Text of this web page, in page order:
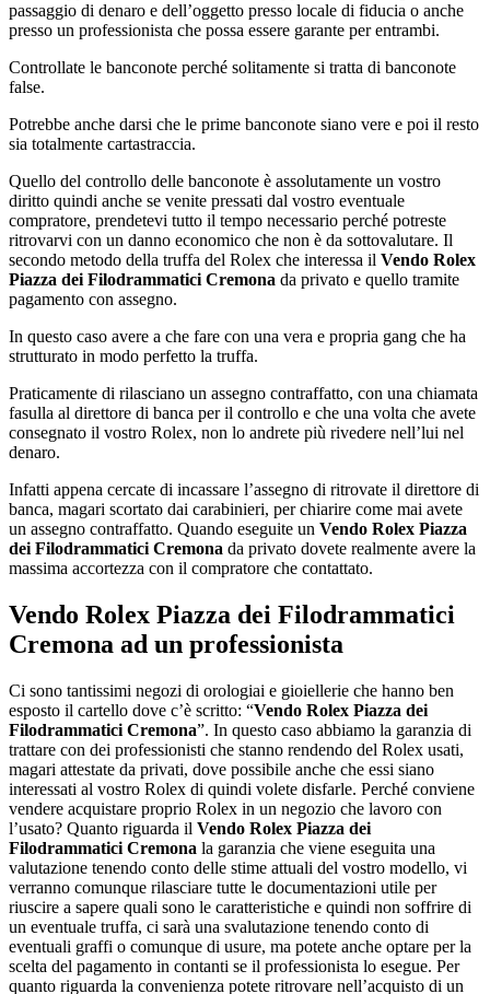
passaggio di denaro e dell’oggetto presso locale di fiducia o anche
presso un professionista che possa essere garante per entrambi.
Controllate le banconote perché solitamente si tratta di banconote
false.
Potrebbe anche darsi che le prime banconote siano vere e poi il resto
sia totalmente cartastraccia.
Quello del controllo delle banconote è assolutamente un vostro
diritto quindi anche se venite pressati dal vostro eventuale
compratore, prendetevi tutto il tempo necessario perché potreste
ritrovarvi con un danno economico che non è da sottovalutare. Il
secondo metodo della truffa del Rolex che interessa il Vendo Rolex
Piazza dei Filodrammatici Cremona da privato e quello tramite
pagamento con assegno.
In questo caso avere a che fare con una vera e propria gang che ha
strutturato in modo perfetto la truffa.
Praticamente di rilasciano un assegno contraffatto, con una chiamata
fasulla al direttore di banca per il controllo e che una volta che avete
consegnato il vostro Rolex, non lo andrete più rivedere nell’lui nel
denaro.
Infatti appena cercate di incassare l’assegno di ritrovate il direttore di
banca, magari scortato dai carabinieri, per chiarire come mai avete
un assegno contraffatto. Quando eseguite un Vendo Rolex Piazza
dei Filodrammatici Cremona da privato dovete realmente avere la
massima accortezza con il compratore che contattato.
Vendo Rolex Piazza dei Filodrammatici
Cremona ad un professionista
Ci sono tantissimi negozi di orologiai e gioiellerie che hanno ben
esposto il cartello dove c’è scritto: “Vendo Rolex Piazza dei
Filodrammatici Cremona”. In questo caso abbiamo la garanzia di
trattare con dei professionisti che stanno rendendo del Rolex usati,
magari attestate da privati, dove possibile anche che essi siano
interessati al vostro Rolex di quindi volete disfarle. Perché conviene
vendere acquistare proprio Rolex in un negozio che lavoro con
l’usato? Quanto riguarda il Vendo Rolex Piazza dei
Filodrammatici Cremona la garanzia che viene eseguita una
valutazione tenendo conto delle stime attuali del vostro modello, vi
verranno comunque rilasciare tutte le documentazioni utile per
riuscire a sapere quali sono le caratteristiche e quindi non soffrire di
un eventuale truffa, ci sarà una svalutazione tenendo conto di
eventuali graffi o comunque di usure, ma potete anche optare per la
scelta del pagamento in contanti se il professionista lo esegue. Per
quanto riguarda la convenienza potete ritrovare nell’acquisto di un